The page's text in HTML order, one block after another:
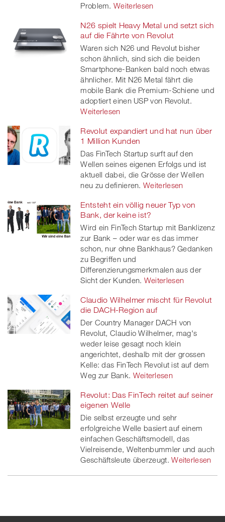
Problem. Weiterlesen
N26 spielt Heavy Metal und setzt sich
auf die Fährte von Revolut
Waren sich N26 und Revolut bisher
schon ähnlich, sind sich die beiden
Smartphone-Banken bald noch etwas
ähnlicher. Mit N26 Metal fährt die
mobile Bank die Premium-Schiene und
adoptiert einen USP von Revolut.
Weiterlesen
Revolut expandiert und hat nun über
1 Million Kunden
Das FinTech Startup surft auf den
Wellen seines eigenen Erfolgs und ist
aktuell dabei, die Grösse der Wellen
neu zu definieren. Weiterlesen
Entsteht ein völlig neuer Typ von
Bank, der keine ist?
Wird ein FinTech Startup mit Banklizenz
zur Bank – oder war es das immer
schon, nur ohne Bankhaus? Gedanken
zu Begriffen und
Differenzierungsmerkmalen aus der
Sicht der Kunden. Weiterlesen
Claudio Wilhelmer mischt für Revolut
die DACH-Region auf
Der Country Manager DACH von
Revolut, Claudio Wilhelmer, mag's
weder leise gesagt noch klein
angerichtet, deshalb mit der grossen
Kelle: das FinTech Revolut ist auf dem
Weg zur Bank. Weiterlesen
Revolut: Das FinTech reitet auf seiner
eigenen Welle
Die selbst erzeugte und sehr
erfolgreiche Welle basiert auf einem
einfachen Geschäftsmodell, das
Vielreisende, Weltenbummler und auch
Geschäftsleute überzeugt. Weiterlesen